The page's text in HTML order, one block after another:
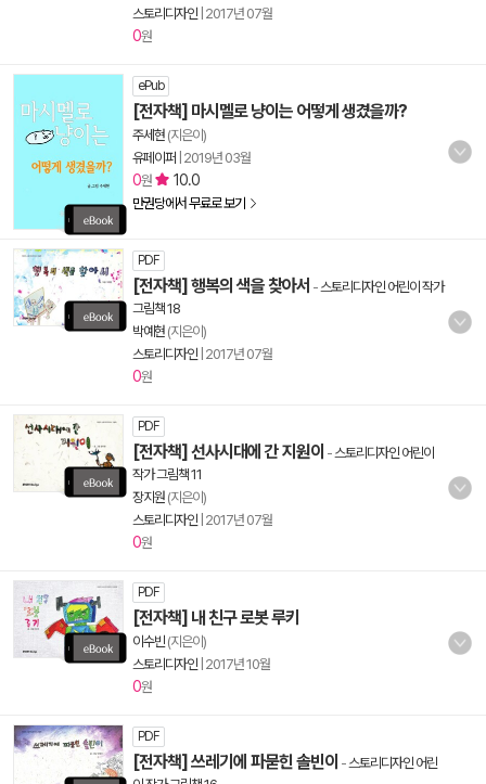
스토리디자인 2017년 07월
0원
ePub
[전자책] 마시멜로 냥이는 어떻게 생겼을까?
주세현 (지은이)
유페이퍼 2019년 03월
0원 10.0
만권당에서 무료로 보기
PDF
[전자책] 행복의 색을 찾아서 -스토리디자인 어린이 작가
그림책 18
박예현 (지은이)
스토리디자인 2017년 07월
0원
PDF
[전자책] 선사시대에 간 지원이 -스토리디자인 어린이
작가 그림책 11
장지원 (지은이)
스토리디자인 2017년 07월
0원
PDF
[전자책] 내 친구 로봇 루키
이수빈 (지은이)
스토리디자인 2017년 10월
0원
PDF
[전자책] 쓰레기에 파묻힌 솔빈이 -스토리디자인 어린